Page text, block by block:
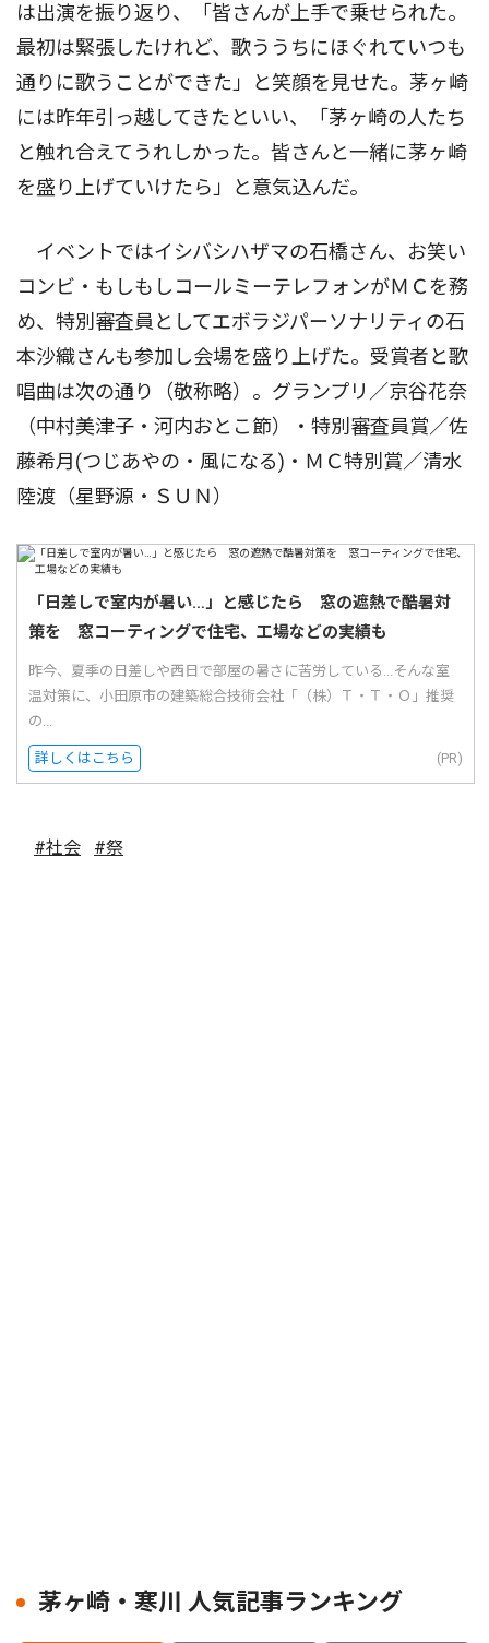
は出演を振り返り、「皆さんが上手で乗せられた。
最初は緊張したけれど、歌ううちにほぐれていつも
通りに歌うことができた」と笑顔を見せた。茅ヶ崎
には昨年引っ越してきたといい、「茅ヶ崎の人たち
と触れ合えてうれしかった。皆さんと一緒に茅ヶ崎
を盛り上げていけたら」と意気込んだ。
イベントではイシバシハザマの石橋さん、お笑い
コンビ・もしもしコールミーテレフォンがＭＣを務
め、特別審査員としてエボラジパーソナリティの石
本沙織さんも参加し会場を盛り上げた。受賞者と歌
唱曲は次の通り（敬称略）。グランプリ／京谷花奈
（中村美津子・河内おとこ節）・特別審査員賞／佐
藤希月(つじあやの・風になる)・ＭＣ特別賞／清水
陸渡（星野源・ＳＵＮ）
「日差しで室内が暑い…」と感じたら 窓の遮熱で酷暑対
策を 窓コーティングで住宅、工場などの実績も
昨今、夏季の日差しや西日で部屋の暑さに苦労している...そんな室
温対策に、小田原市の建築総合技術会社「（株）Ｔ・Ｔ・Ｏ」推奨
の...
詳しくはこちら (PR)
#社会 #祭
茅ヶ崎・寒川 人気記事ランキング